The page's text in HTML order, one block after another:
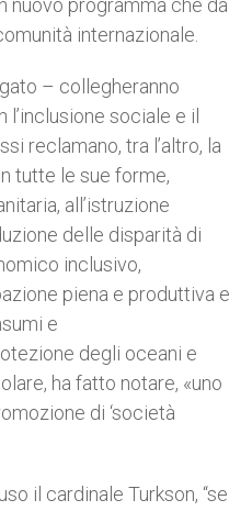
nuovo programma che da
internazionale.
– collegheranno
sociale e il
reclamano, tra l’altro, la
tutte le sue forme,
all’istruzione
delle disparità di
inclusivo,
piena e produttiva e
e
degli oceani e
ha fatto notare, «uno
di ‘società
il cardinale Turkson, “se